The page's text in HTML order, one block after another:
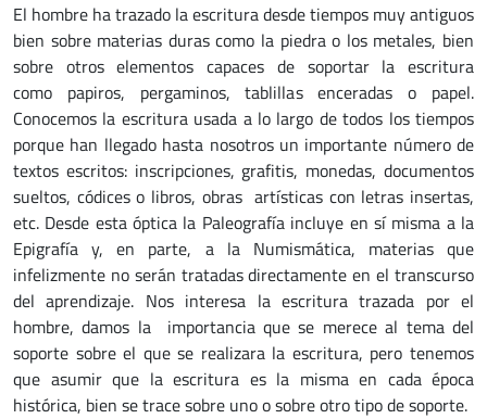
El hombre ha trazado la escritura desde tiempos muy antiguos
bien sobre materias duras como la piedra o los metales, bien
sobre otros elementos capaces de soportar la escritura
como papiros, pergaminos, tablillas enceradas o papel.
Conocemos la escritura usada a lo largo de todos los tiempos
porque han llegado hasta nosotros un importante número de
textos escritos: inscripciones, grafitis, monedas, documentos
sueltos, códices o libros, obras artísticas con letras insertas,
etc. Desde esta óptica la Paleografía incluye en sí misma a la
Epigrafía y, en parte, a la Numismática, materias que
infelizmente no serán tratadas directamente en el transcurso
del aprendizaje. Nos interesa la escritura trazada por el
hombre, damos la importancia que se merece al tema del
soporte sobre el que se realizara la escritura, pero tenemos
que asumir que la escritura es la misma en cada época
histórica, bien se trace sobre uno o sobre otro tipo de soporte.